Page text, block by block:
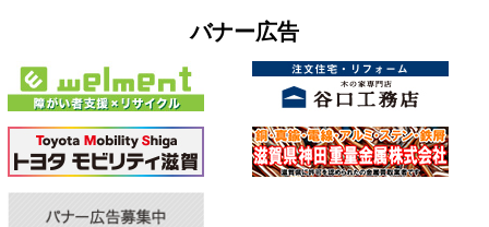
バナー広告